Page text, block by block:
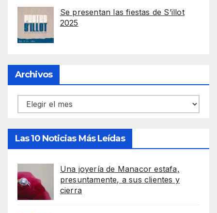
Se presentan las fiestas de S’illot
2025
Archivos
Archivos
Las 10 Noticias Más Leídas
Una joyería de Manacor estafa,
presuntamente, a sus clientes y
cierra